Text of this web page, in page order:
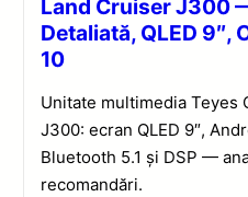
Land Cruiser J300
Detaliată, QLED 9″,
10
Unitate multimedia Teyes
J300: ecran QLED 9″,
Bluetooth 5.1 și DSP —
recomandări.